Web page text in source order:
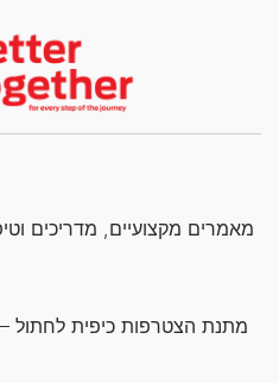
מאמרים מקצועיים, מדריכים
מתנת הצטרפות כיפית לחתול